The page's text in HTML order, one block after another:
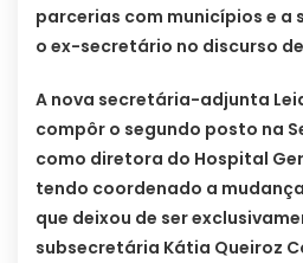
parcerias com municípios e a
o ex-secretário no discurso
A nova secretária-adjunta
compôr o segundo posto na
como diretora do Hospital
tendo coordenado a
que deixou de ser
subsecretária Kátia Queiroz